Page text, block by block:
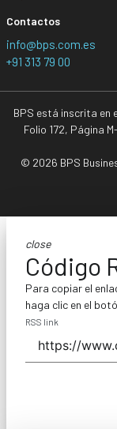
Contactos
info@bps.com.es
+91 313 79 00
BPS está inscrita en
Folio 172, Página
© 2026 BPS
close
Código
Para copiar el
haga clic en el
RSS link